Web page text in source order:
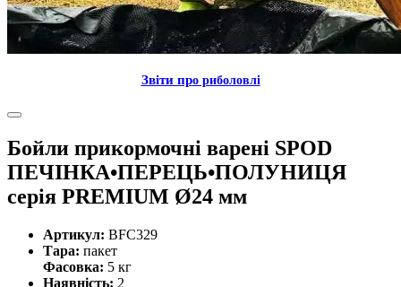
Звiти про риболовлi
Бойли прикормочнi варенi SPOD
ПЕЧIНКА•ПЕРЕЦЬ•ПОЛУНИЦЯ
серiя PREMIUM Ø24 мм
Артикул: BFC329
Тара: пакет
Фасовка: 5 кг
Наявність: 2